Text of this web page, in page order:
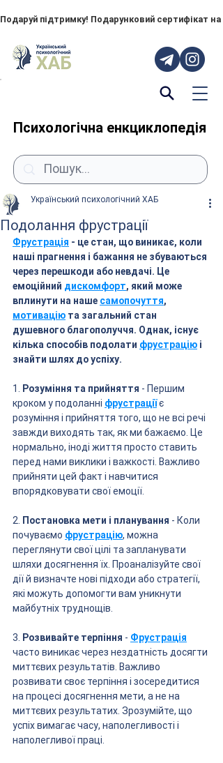
Подаруй підтримку! Подарунковий сертифікат
Психологічна енкциклопедія
Подолання фрустрації
Український психологічний ХАБ
Фрустрація - це стан, що виникає, коли
наші прагнення і бажання не збуваються
через перешкоди або невдачі. Це
емоційний дискомфорт, який може
вплинути на наше самопочуття,
мотивацію та загальний стан
душевного благополуччя. Однак, існує
кілька способів подолати фрустрацію і
знайти шлях до успіху.
1. Розуміння та прийняття - Першим
кроком у подоланні фрустрації є
розуміння і прийняття того, що не всі речі
завжди виходять так, як ми бажаємо. Це
нормально, іноді життя просто ставить
перед нами виклики і важкості. Важливо
прийняти цей факт і навчитися
впорядковувати свої емоції.
2. Постановка мети і планування - Коли
почуваємо фрустрацію, можна
переглянути свої цілі та запланувати
шляхи досягнення їх. Проаналізуйте свої
дії й визначте нові підходи або стратегії,
які можуть допомогти вам уникнути
майбутніх труднощів.
3. Розвивайте терпіння - Фрустрація
часто виникає через нездатність досягти
миттєвих результатів. Важливо
розвивати своє терпіння і зосередитися
на процесі досягнення мети, а не на
миттєвих результатих. Зрозумійте, що
успіх вимагає часу, наполегливості і
наполегливої праці.